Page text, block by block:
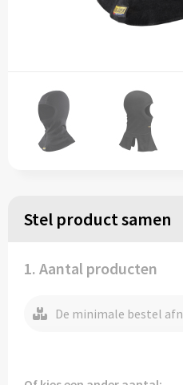
Stel product samen
1. Aantal producten
De minimale bestel